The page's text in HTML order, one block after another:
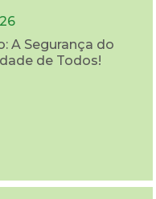
A Segurança do
de Todos!